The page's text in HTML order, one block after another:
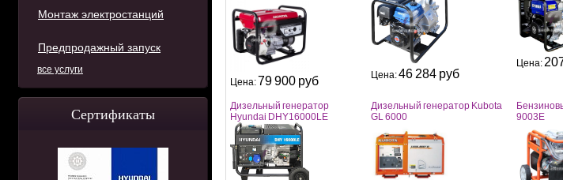
Монтаж электростанций
Предпродажный запуск
все услуги
Сертификаты
Цена:79 900 руб Цена:46 284 руб
Цена:
Дизельный генератор
Hyundai DHY16000LE
Дизельный генератор Kubota
GL 6000
9003E